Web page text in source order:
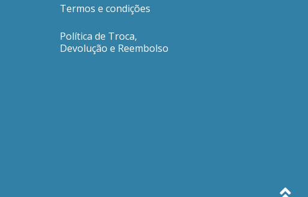
Termos e condições
Política de Troca,
Devolução e Reembolso